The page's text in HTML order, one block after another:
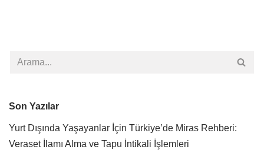
Son Yazılar
Yurt Dışında Yaşayanlar İçin Türkiye’de Miras Rehberi:
Veraset İlamı Alma ve Tapu İntikali İşlemleri